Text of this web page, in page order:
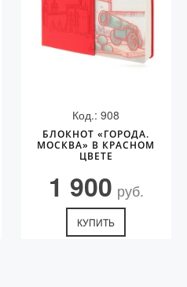
Код.: 908
БЛОКНОТ «ГОРОДА.
МОСКВА» В КРАСНОМ
ЦВЕТЕ
1 900 руб.
КУПИТЬ